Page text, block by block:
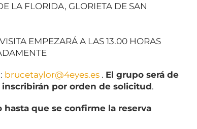
LA FLORIDA, GLORIETA DE SAN
EMPEZARÁ A LAS 13.00 HORAS
: brucetaylor@4eyes.es . El grupo será de
por orden de solicitud.
que se confirme la reserva